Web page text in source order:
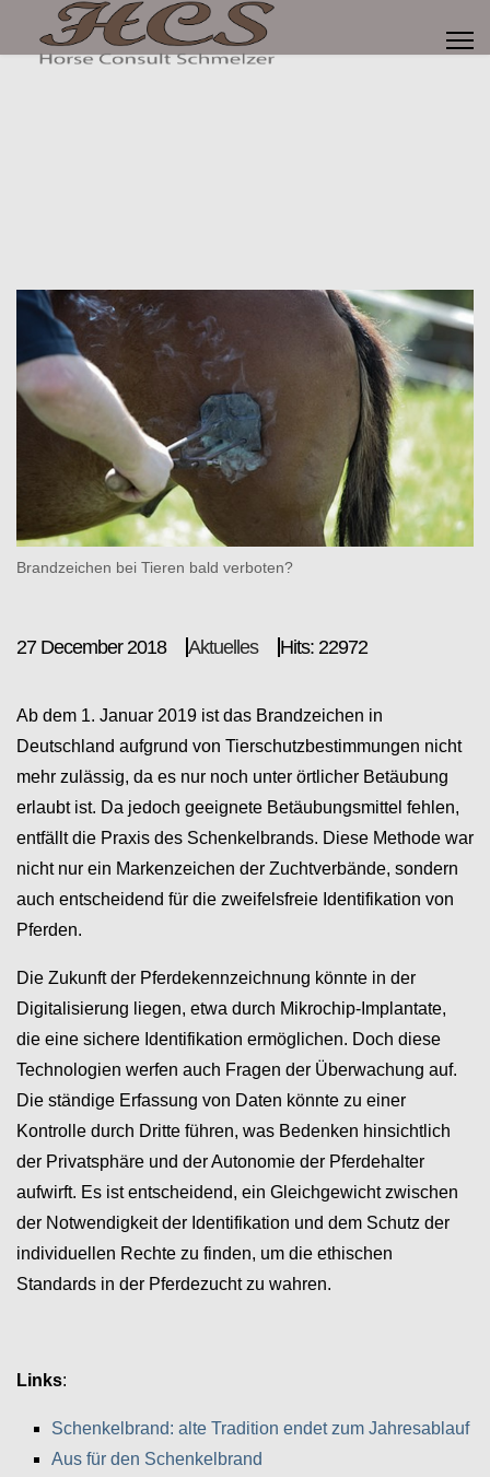
Brandzeichen bei Tieren bald verboten?
27 December 2018 Aktuelles Hits: 22972
Ab dem 1. Januar 2019 ist das Brandzeichen in
Deutschland aufgrund von Tierschutzbestimmungen nicht
mehr zulässig, da es nur noch unter örtlicher Betäubung
erlaubt ist. Da jedoch geeignete Betäubungsmittel fehlen,
entfällt die Praxis des Schenkelbrands. Diese Methode war
nicht nur ein Markenzeichen der Zuchtverbände, sondern
auch entscheidend für die zweifelsfreie Identifikation von
Pferden.
Die Zukunft der Pferdekennzeichnung könnte in der
Digitalisierung liegen, etwa durch Mikrochip-Implantate,
die eine sichere Identifikation ermöglichen. Doch diese
Technologien werfen auch Fragen der Überwachung auf.
Die ständige Erfassung von Daten könnte zu einer
Kontrolle durch Dritte führen, was Bedenken hinsichtlich
der Privatsphäre und der Autonomie der Pferdehalter
aufwirft. Es ist entscheidend, ein Gleichgewicht zwischen
der Notwendigkeit der Identifikation und dem Schutz der
individuellen Rechte zu finden, um die ethischen
Standards in der Pferdezucht zu wahren.
Links:
Schenkelbrand: alte Tradition endet zum Jahresablauf
Aus für den Schenkelbrand